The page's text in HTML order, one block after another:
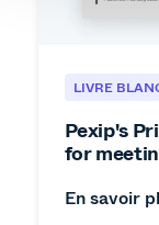
LIVRE
Pexip's
for
En savoir